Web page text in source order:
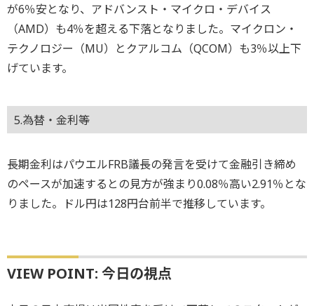
が6％安となり、アドバンスト・マイクロ・デバイス
（AMD）も4％を超える下落となりました。マイクロン・
テクノロジー（MU）とクアルコム（QCOM）も3％以上下
げています。
5.為替・金利等
長期金利はパウエルFRB議長の発言を受けて金融引き締め
のペースが加速するとの見方が強まり0.08％高い2.91％とな
りました。ドル円は128円台前半で推移しています。
VIEW POINT: 今日の視点